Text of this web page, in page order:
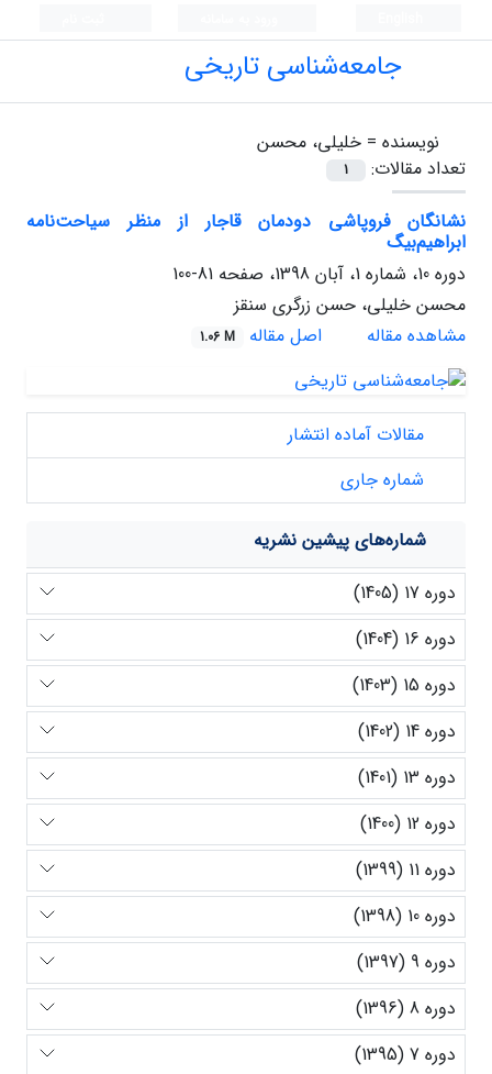
جامعه‌شناسی تاریخی
نویسنده = خلیلی، محسن
تعداد مقالات:
1
نشانگان فروپاشی دودمان قاجار از منظر سیاحت‌نامه‌
ابراهیم‌بیگ
دوره 10، شماره 1، آبان 1398، صفحه
81-100
محسن خلیلی، حسن زرگری سنقز
مشاهده مقاله
اصل مقاله 1.06 M
مقالات آماده انتشار
شماره جاری
شماره‌های پیشین نشریه
دوره 17 (1405)
دوره 16 (1404)
دوره 15 (1403)
دوره 14 (1402)
دوره 13 (1401)
دوره 12 (1400)
دوره 11 (1399)
دوره 10 (1398)
دوره 9 (1397)
دوره 8 (1396)
دوره 7 (1395)